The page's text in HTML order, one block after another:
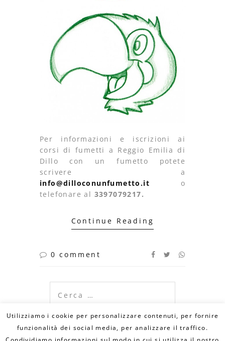
Per informazioni e iscrizioni ai
corsi di fumetti a Reggio Emilia di
Dillo con un fumetto potete
scrivere a
info@dilloconunfumetto.it o
telefonare al 3397079217.
Continue Reading
0 comment
Utilizziamo i cookie per personalizzare contenuti, per fornire
funzionalità dei social media, per analizzare il traffico.